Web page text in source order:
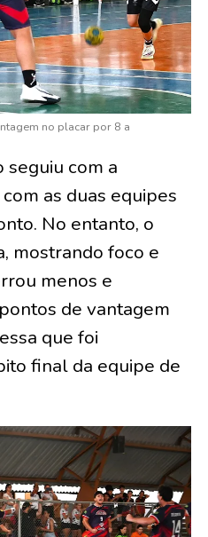
no placar por 8 a
seguiu com a
as duas equipes
No entanto, o
mostrando foco e
menos e
de vantagem
que foi
final da equipe de